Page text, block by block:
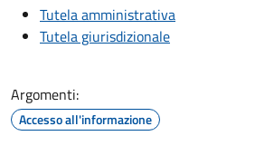
Tutela amministrativa
Tutela giurisdizionale
Argomenti:
Accesso all'informazione